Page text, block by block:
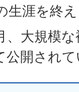
生涯を終
大規模
公開され